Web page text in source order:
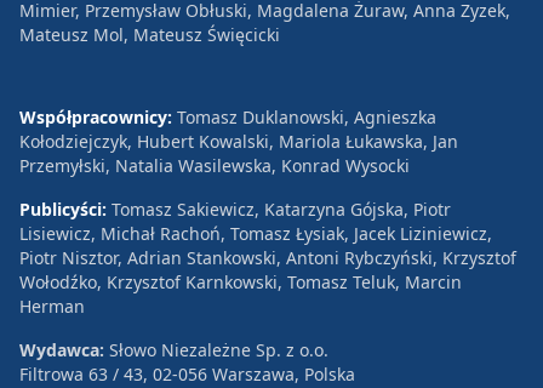
Mimier, Przemysław Obłuski, Magdalena Żuraw, Anna Zyzek,
Mateusz Mol, Mateusz Święcicki
Współpracownicy: Tomasz Duklanowski, Agnieszka
Kołodziejczyk, Hubert Kowalski, Mariola Łukawska, Jan
Przemyłski, Natalia Wasilewska, Konrad Wysocki
Publicyści: Tomasz Sakiewicz, Katarzyna Gójska, Piotr
Lisiewicz, Michał Rachoń, Tomasz Łysiak, Jacek Liziniewicz,
Piotr Nisztor, Adrian Stankowski, Antoni Rybczyński, Krzysztof
Wołodźko, Krzysztof Karnkowski, Tomasz Teluk, Marcin
Herman
Wydawca: Słowo Niezależne Sp. z o.o.
Filtrowa 63 / 43, 02-056 Warszawa, Polska